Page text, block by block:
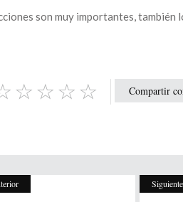
son muy importantes,
Compartir